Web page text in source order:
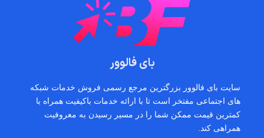
بای فالوور
سایت بای فالوور بزرگترین مرجع رسمی فروش خدمات شبکه
های اجتماعی مفتخر است تا با ارائه خدمات باکیفیت همراه با
کمترین قیمت ممکن شما را در مسیر رسیدن به معروفیت
همراهی کند.